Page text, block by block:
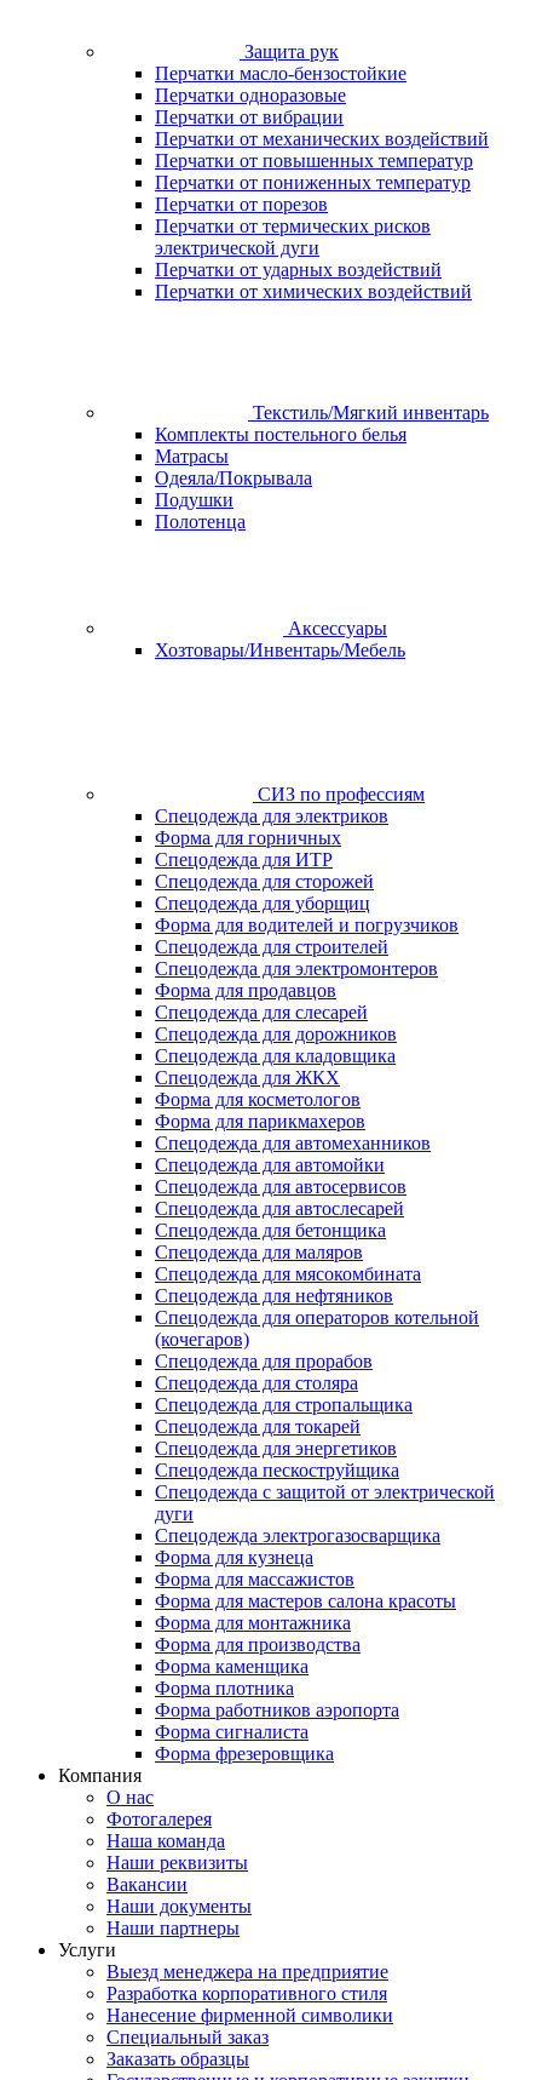
Защита рук
Перчатки масло-бензостойкие
Перчатки одноразовые
Перчатки от вибрации
Перчатки от механических воздействий
Перчатки от повышенных температур
Перчатки от пониженных температур
Перчатки от порезов
Перчатки от термических рисков
электрической дуги
Перчатки от ударных воздействий
Перчатки от химических воздействий
Текстиль/Мягкий инвентарь
Комплекты постельного белья
Матрасы
Одеяла/Покрывала
Подушки
Полотенца
Аксессуары
Хозтовары/Инвентарь/Мебель
СИЗ по профессиям
Спецодежда для электриков
Форма для горничных
Спецодежда для ИТР
Спецодежда для сторожей
Спецодежда для уборщиц
Форма для водителей и погрузчиков
Спецодежда для строителей
Спецодежда для электромонтеров
Форма для продавцов
Спецодежда для слесарей
Спецодежда для дорожников
Спецодежда для кладовщика
Спецодежда для ЖКХ
Форма для косметологов
Форма для парикмахеров
Спецодежда для автомеханников
Спецодежда для автомойки
Спецодежда для автосервисов
Спецодежда для автослесарей
Спецодежда для бетонщика
Спецодежда для маляров
Спецодежда для мясокомбината
Спецодежда для нефтяников
Спецодежда для операторов котельной
(кочегаров)
Спецодежда для прорабов
Спецодежда для столяра
Спецодежда для стропальщика
Спецодежда для токарей
Спецодежда для энергетиков
Спецодежда пескоструйщика
Спецодежда с защитой от электрической
дуги
Спецодежда электрогазосварщика
Форма для кузнеца
Форма для массажистов
Форма для мастеров салона красоты
Форма для монтажника
Форма для производства
Форма каменщика
Форма плотника
Форма работников аэропорта
Форма сигналиста
Форма фрезеровщика
Компания
О нас
Фотогалерея
Наша команда
Наши реквизиты
Вакансии
Наши документы
Наши партнеры
Услуги
Выезд менеджера на предприятие
Разработка корпоративного стиля
Нанесение фирменной символики
Специальный заказ
Заказать образцы